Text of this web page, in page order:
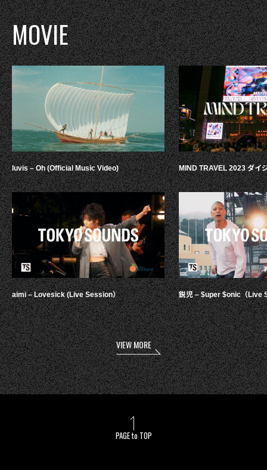
MOVIE
luvis – Oh (Official Music Video)
aimi – Lovesick (Live Session）
MIND TRAVEL 2023 ダイ
鋭児 – $uper $onic（Live
VIEW MORE
PAGE to TOP